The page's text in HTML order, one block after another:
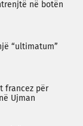
në botën
“ultimatum”
francez për
Ujman